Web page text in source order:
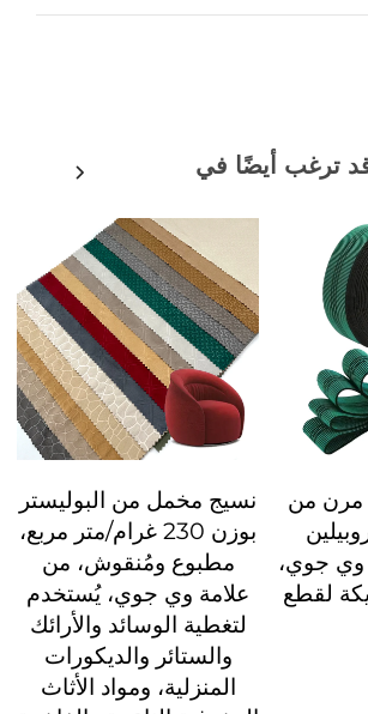
ترغب أيضًا في
من
وي جوي،
لقطع
نسيج مخمل من البوليستر
بوزن 230 غرام/متر مربع،
مطبوع ومُنقوش، من
علامة وي جوي، يُستخدم
لتغطية الوسائد والأرائك
والستائر والديكورات
المنزلية، ومواد الأثاث